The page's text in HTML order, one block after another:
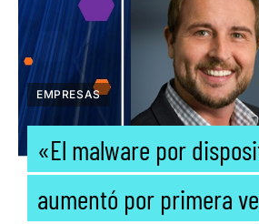
EMPRESAS
«El malware por
aumentó por primera